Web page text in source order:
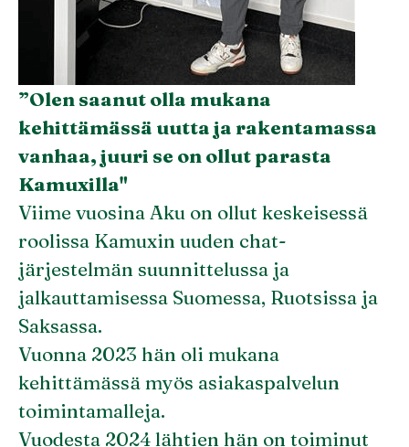
”Olen saanut olla mukana
kehittämässä uutta ja rakentamassa
vanhaa, juuri se on ollut parasta
Kamuxilla"
Viime vuosina Aku on ollut keskeisessä
roolissa Kamuxin uuden chat-
järjestelmän suunnittelussa ja
jalkauttamisessa Suomessa, Ruotsissa ja
Saksassa.
Vuonna 2023 hän oli mukana
kehittämässä myös asiakaspalvelun
toimintamalleja.
Vuodesta 2024 lähtien hän on toiminut